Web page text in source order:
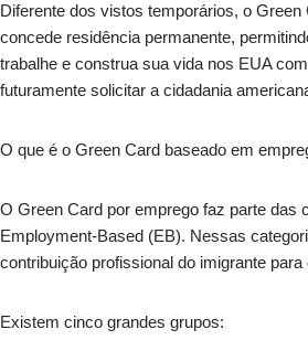
Diferente dos vistos temporários, o Green
concede residência permanente,
trabalhe e construa sua vida nos EUA
futuramente solicitar a cidadania
O que é o Green Card baseado em
O Green Card por emprego faz parte das
Employment-Based (EB). Nessas
contribuição profissional do imigrante
Existem cinco grandes grupos: